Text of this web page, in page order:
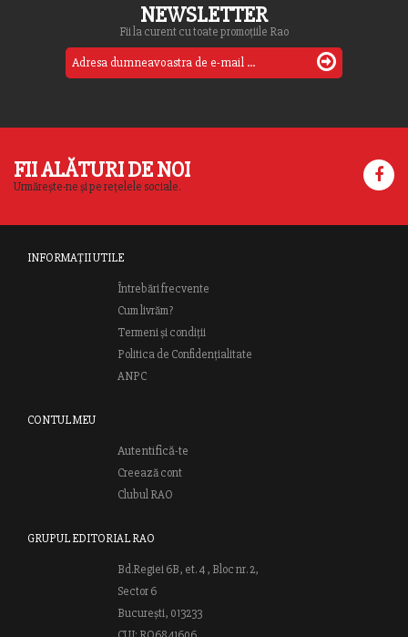
NEWSLETTER
Fii la curent cu toate promoțiile Rao
FII ALĂTURI DE NOI
Urmărește-ne și pe rețelele sociale.
INFORMAȚII UTILE
Întrebări frecvente
Cum livrăm?
Termeni și condiții
Politica de Confidențialitate
ANPC
CONTUL MEU
Autentifică-te
Creează cont
Clubul RAO
GRUPUL EDITORIAL RAO
Bd.Regiei 6B, et. 4 , Bloc nr. 2,
Sector 6
București, 013233